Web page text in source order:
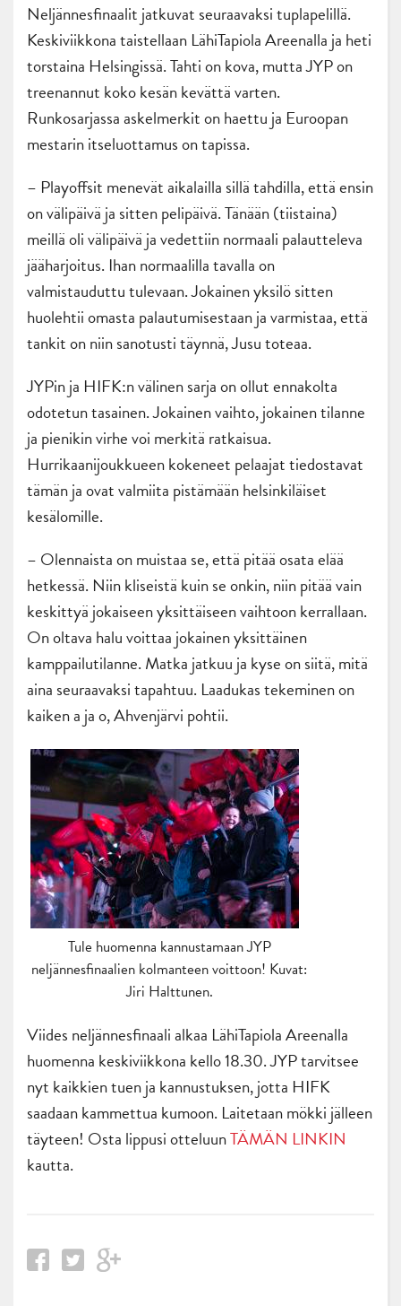
Neljännesfinaalit jatkuvat seuraavaksi tuplapelillä.
Keskiviikkona taistellaan LähiTapiola Areenalla ja heti
torstaina Helsingissä. Tahti on kova, mutta JYP on
treenannut koko kesän kevättä varten.
Runkosarjassa askelmerkit on haettu ja Euroopan
mestarin itseluottamus on tapissa.
– Playoffsit menevät aikalailla sillä tahdilla, että ensin
on välipäivä ja sitten pelipäivä. Tänään (tiistaina)
meillä oli välipäivä ja vedettiin normaali palautteleva
jääharjoitus. Ihan normaalilla tavalla on
valmistauduttu tulevaan. Jokainen yksilö sitten
huolehtii omasta palautumisestaan ja varmistaa, että
tankit on niin sanotusti täynnä, Jusu toteaa.
JYPin ja HIFK:n välinen sarja on ollut ennakolta
odotetun tasainen. Jokainen vaihto, jokainen tilanne
ja pienikin virhe voi merkitä ratkaisua.
Hurrikaanijoukkueen kokeneet pelaajat tiedostavat
tämän ja ovat valmiita pistämään helsinkiläiset
kesälomille.
– Olennaista on muistaa se, että pitää osata elää
hetkessä. Niin kliseistä kuin se onkin, niin pitää vain
keskittyä jokaiseen yksittäiseen vaihtoon kerrallaan.
On oltava halu voittaa jokainen yksittäinen
kamppailutilanne. Matka jatkuu ja kyse on siitä, mitä
aina seuraavaksi tapahtuu. Laadukas tekeminen on
kaiken a ja o, Ahvenjärvi pohtii.
Tule huomenna kannustamaan JYP
neljännesfinaalien kolmanteen voittoon! Kuvat:
Jiri Halttunen.
Viides neljännesfinaali alkaa LähiTapiola Areenalla
huomenna keskiviikkona kello 18.30. JYP tarvitsee
nyt kaikkien tuen ja kannustuksen, jotta HIFK
saadaan kammettua kumoon. Laitetaan mökki jälleen
täyteen! Osta lippusi otteluunTÄMÄN LINKIN
kautta.